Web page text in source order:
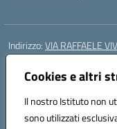
Cookies e altri
Il nostro Istituto non
sono utilizzati
Indirizzo:VIA RAFFAELE
Centralino:
Posta elettronica
Codice fiscale:
Codice meccanografico: